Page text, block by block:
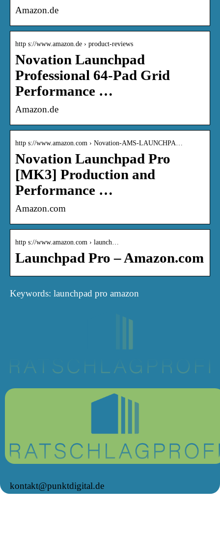
Amazon.de
http s://www.amazon.de › product-reviews
Novation Launchpad
Professional 64-Pad Grid
Performance …
Amazon.de
http s://www.amazon.com › Novation-AMS-LAUNCHPA…
Novation Launchpad Pro
[MK3] Production and
Performance …
Amazon.com
http s://www.amazon.com › launch…
Launchpad Pro – Amazon.com
Keywords: launchpad pro amazon
kontakt@punktdigital.de